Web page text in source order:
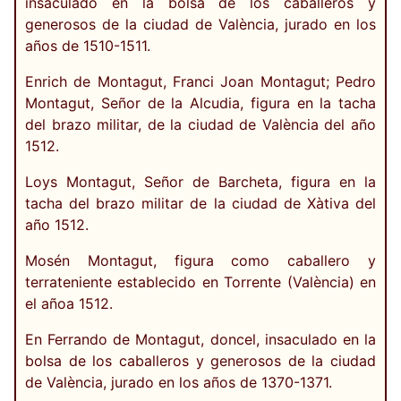
generosos de la ciudad de València, jurado en los
años de 1510-1511.
Enrich de Montagut, Franci Joan Montagut; Pedro
Montagut, Señor de la Alcudia, figura en la tacha
del brazo militar, de la ciudad de València del año
1512.
Loys Montagut, Señor de Barcheta, figura en la
tacha del brazo militar de la ciudad de Xàtiva del
año 1512.
Mosén Montagut, figura como caballero y
terrateniente establecido en Torrente (València) en
el añoa 1512.
En Ferrando de Montagut, doncel, insaculado en la
bolsa de los caballeros y generosos de la ciudad
de València, jurado en los años de 1370-1371.